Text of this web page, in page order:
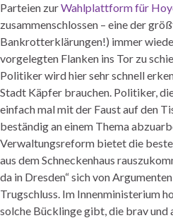
Parteien zurWahlplattform für
zusammenschlossen – eine der
Bankrotterklärungen!) immer
vorgelegten Flanken ins Tor zu
Politiker wird hier sehr schnell
Stadt Käpfer brauchen. Politiker,
einfach mal mit der Faust auf den
beständig an einem Thema
Verwaltungsreform bietet die
aus dem Schneckenhaus
da in Dresden“ sich von
Trugschluss. Im Innenministerium
solche Bücklinge gibt, die brav und